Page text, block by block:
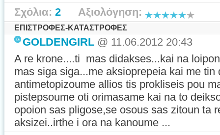
Σχόλια: 2 Αξιολόγηση:
ΕΠΙΣΤΡΟΦΕΣ-ΚΑΤΑΣΤΡΟΦΕΣ
GOLDENGIRL @ 11.06.2012 20:43
A re krone....ti mas didakses...kai na
mas siga siga...me aksioprepeia kai me tin
antimetopizoume allios tis prokliseis pou
pistepsoume oti orimasame kai na to
opoion sas pligose,se osous sas zitoun ta
aksizei..irthe i ora na kanoume ...